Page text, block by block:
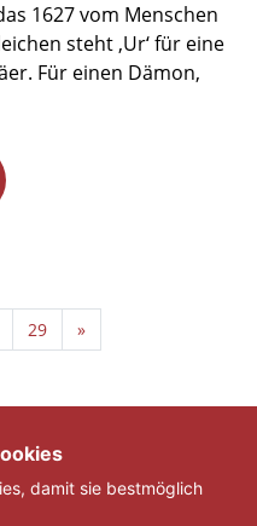
1627 vom Menschen
steht ‚Ur‘ für eine
Für einen Dämon,
29 »
damit sie bestmöglich